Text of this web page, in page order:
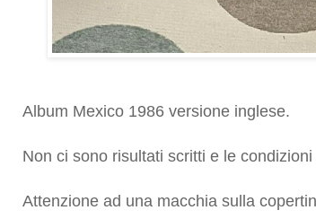
Album Mexico 1986 versione inglese.
Non ci sono risultati scritti e le
Attenzione ad una macchia sulla